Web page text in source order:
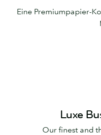
Eine Premiumpapier-
Luxe
Our finest and